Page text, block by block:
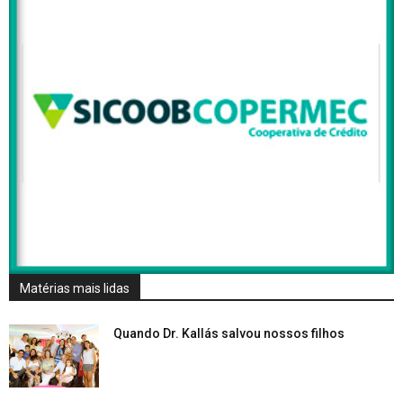
Matérias mais lidas
Quando Dr. Kallás salvou nossos filhos